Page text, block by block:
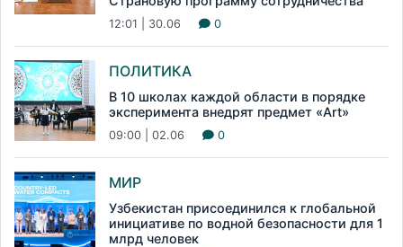
12:01 | 30.06 0
ПОЛИТИКА
В 10 школах каждой области в порядке
эксперимента внедрят предмет «Art»
09:00 | 02.06 0
МИР
Узбекистан присоединился к глобальной
инициативе по водной безопасности для 1
млрд человек